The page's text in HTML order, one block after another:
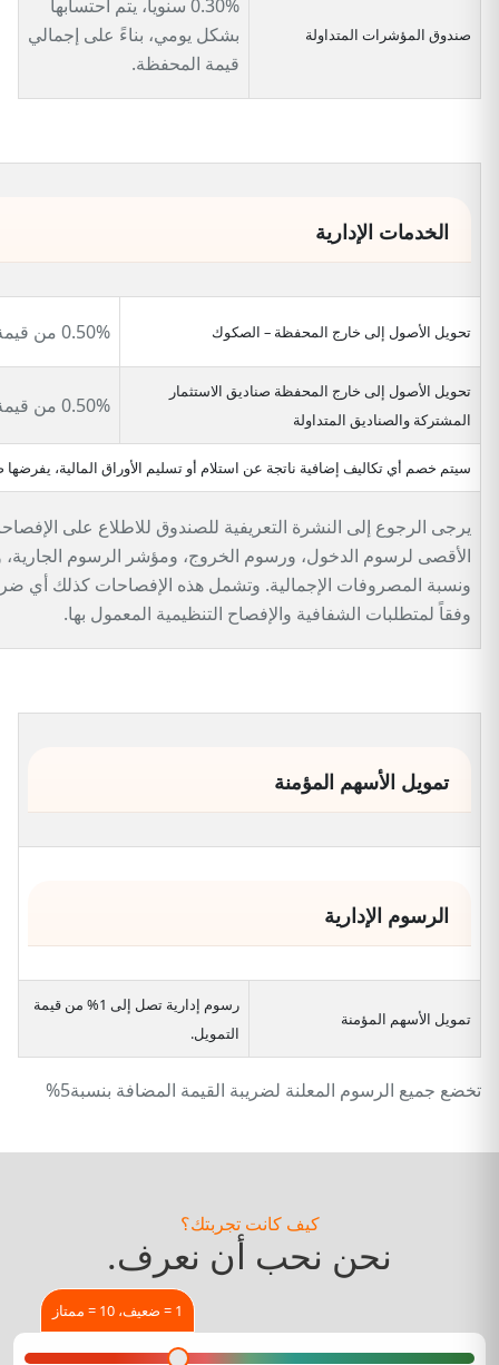
صندوق المؤشرات المتداولة
0.30% سنوياً، يتم احتسابها
بشكل يومي، بناءً على إجمالي
قيمة المحفظة.
الخدمات الإدارية
تحويل الأصول إلى خارج المحفظة – الصكوك 0.50% من قيمة المحفظة.
تحويل الأصول إلى خارج المحفظة صناديق الاستثمار
المشتركة والصناديق المتداولة
0.50% من قيمة المحفظة.
سيتم خصم أي تكاليف إضافية ناتجة عن استلام أو تسليم الأوراق المالية،
يرجى الرجوع إلى النشرة التعريفية للصندوق للاطلاع على
الأقصى لرسوم الدخول، ورسوم الخروج، ومؤشر الرسوم الجارية،
ونسبة المصروفات الإجمالية. وتشمل هذه الإفصاحات كذلك أي
وفقاً لمتطلبات الشفافية والإفصاح التنظيمية المعمول بها.
تمويل الأسهم المؤمنة
الرسوم الإدارية
تمويل الأسهم المؤمنة
رسوم إدارية تصل إلى 1% من قيمة
التمويل.
تخضع جميع الرسوم المعلنة لضريبة القيمة المضافة بنسبة5%
كيف كانت تجربتك؟
نحن نحب أن نعرف.
1 = ضعيف، 10 = ممتاز